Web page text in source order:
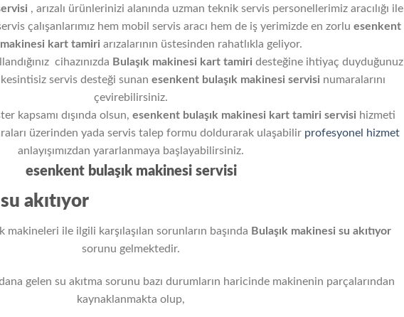
, arızalı ürünlerinizi alanında uzman teknik servis personellerimiz aracılığı ile
çalışanlarımız hem mobil servis aracı hem de iş yerimizde en zorluesenkent
makinesi kart tamiri arızalarının üstesinden rahatlıkla geliyor.
cihazınızda Bulaşık makinesi kart tamiri desteğine ihtiyaç duyduğunuz
servis desteği sunan esenkent bulaşık makinesi servisi numaralarını
çevirebilirsiniz.
kapsamı dışında olsun,esenkent bulaşık makinesi kart tamiri servisi hizmeti
üzerinden yada servis talep formu doldurarak ulaşabilir profesyonel hizmet
anlayışımızdan yararlanmaya başlayabilirsiniz.
esenkent bulaşık makinesi servisi
akıtıyor
makineleri ile ilgili karşılaşılan sorunların başında Bulaşık makinesi su akıtıyor
sorunu gelmektedir.
gelen su akıtma sorunu bazı durumların haricinde makinenin parçalarından
kaynaklanmakta olup,